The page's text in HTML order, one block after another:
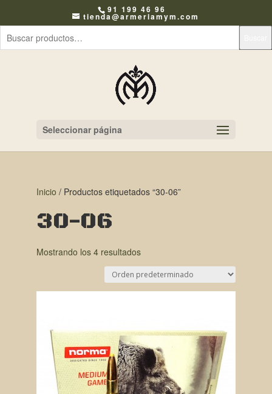
91 199 46 96
tienda@armeriamym.com
Seleccionar página
Inicio / Productos etiquetados “30-06”
30-06
Mostrando los 4 resultados